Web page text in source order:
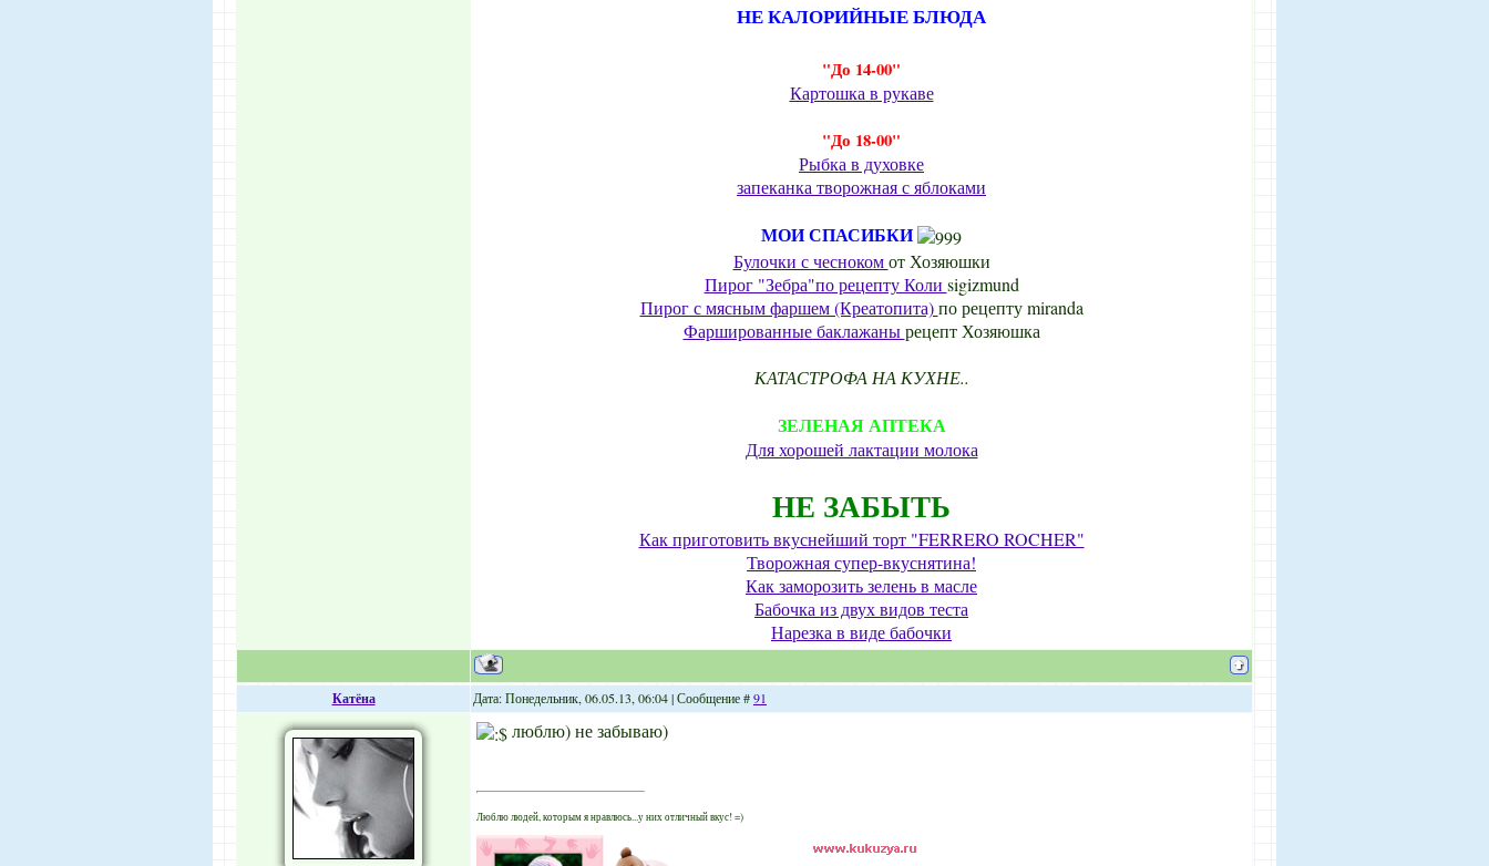
НЕ КАЛОРИЙНЫЕ БЛЮДА
"До 14-00"
Картошка в рукаве
"До 18-00"
Рыбка в духовке
запеканка творожная с яблоками
МОИ СПАСИБКИ
Булочки с чеснокомот Хозяюшки
Пирог "Зебра"по рецепту Коли sigizmund
Пирог с мясным фаршем (Креатопита)по рецепту miranda
Фаршированные баклажанырецепт Хозяюшка
КАТАСТРОФА НА КУХНЕ..
ЗЕЛЕНАЯ АПТЕКА
Для хорошей лактации молока
НЕ ЗАБЫТЬ
Как приготовить вкуснейший торт "FERRERO ROCHER"
Творожная супер-вкуснятина!
Как заморозить зелень в масле
Бабочка из двух видов теста
Нарезка в виде бабочки
Катёна Дата: Понедельник, 06.05.13, 06:04 | Сообщение #91
люблю) не забываю)
Люблю людей, которым я нравлюсь...у них отличный вкус! =)